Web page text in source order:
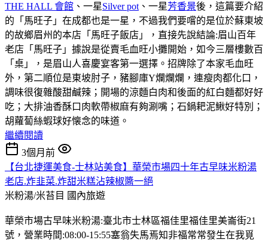
THE HALL 會館 、一星Silver pot 、一星芳香景後，這篇要介紹
的「馬旺子」在成都也是一星，不過我們要嚐的是位於蘇東坡
的故鄉眉州的本店「馬旺子飯店」，直接先說結論:眉山百年
老店「馬旺子」據說是從賣毛血旺小攤開始，如今三層樓數百
「桌」，是眉山人喜慶宴客第一選擇。招牌除了本家毛血旺
外，第二順位是東坡肘子，豬腳庫Y爛爛爛，連瘦肉都化口，
調味很復雜酸甜鹹辣；開場的涼麵白肉和後面的紅白麵都好好
吃；大排油香酥口肉軟帶椒麻有夠涮嘴；石鍋耙泥鰍好特別；
胡蘿蔔絲蝦球好懐念的味道。
繼續閱讀
3個月前
【台北捷運美食-士林站美食】華榮市場四十年古早味米粉湯
老店.炸韭菜.炸甜米糕沾辣椒醬一絕
米粉湯/米苔目 國內旅遊
華榮市場古早味米粉湯:臺北市士林區福佳里福佳里美崙街21
號，營業時間:08:00-15:55塞翁失馬焉知非福常常發生在我覓